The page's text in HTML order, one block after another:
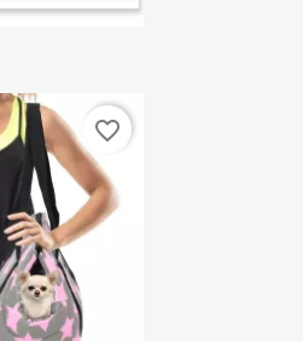
favorite_border